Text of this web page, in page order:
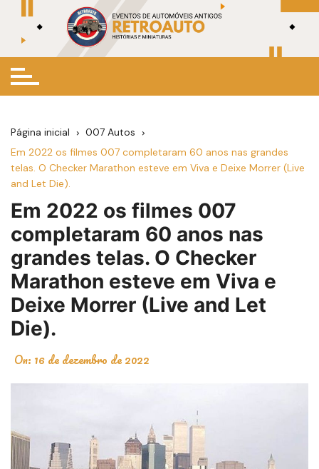
conteúdo
Página inicial
007 Autos
Em 2022 os filmes 007 completaram 60 anos nas grandes
telas. O Checker Marathon esteve em Viva e Deixe Morrer (Live
and Let Die).
Em 2022 os filmes 007
completaram 60 anos nas
grandes telas. O Checker
Marathon esteve em Viva e
Deixe Morrer (Live and Let
Die).
On: 16 de dezembro de 2022